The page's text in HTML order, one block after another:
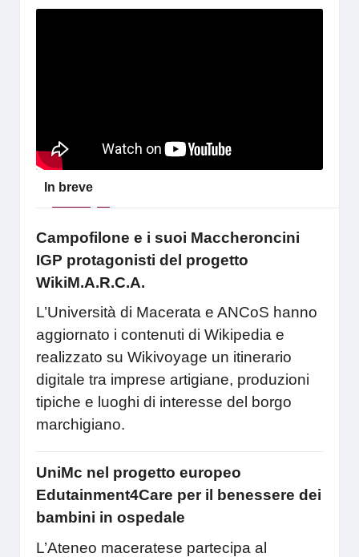
In breve
Campofilone e i suoi Maccheroncini
IGP protagonisti del progetto
WikiM.A.R.C.A.
L’Università di Macerata e ANCoS hanno
aggiornato i contenuti di Wikipedia e
realizzato su Wikivoyage un itinerario
digitale tra imprese artigiane, produzioni
tipiche e luoghi di interesse del borgo
marchigiano.
UniMc nel progetto europeo
Edutainment4Care per il benessere dei
bambini in ospedale
L’Ateneo maceratese partecipa al